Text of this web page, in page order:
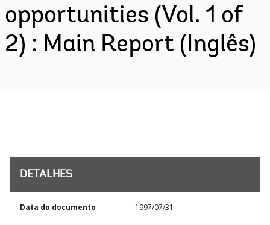
opportunities (Vol. 1 of
2) : Main Report (Inglês)
DETALHES
Data do documento 1997/07/31